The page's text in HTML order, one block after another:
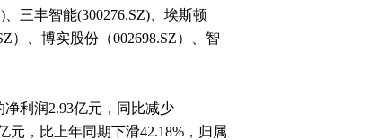
三丰智能(300276.SZ)、埃斯顿
）、博实股份（002698.SZ）、智
利润2.93亿元，同比减少
元，比上年同期下滑42.18%，归属